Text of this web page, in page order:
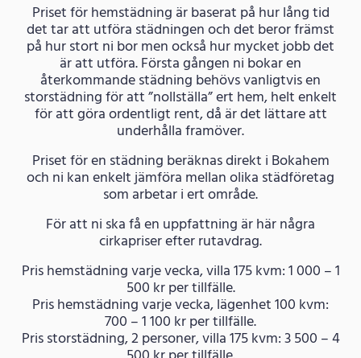
Priset för hemstädning är baserat på hur lång tid
det tar att utföra städningen och det beror främst
på hur stort ni bor men också hur mycket jobb det
är att utföra. Första gången ni bokar en
återkommande städning behövs vanligtvis en
storstädning för att ”nollställa” ert hem, helt enkelt
för att göra ordentligt rent, då är det lättare att
underhålla framöver.
Priset för en städning beräknas direkt i Bokahem
och ni kan enkelt jämföra mellan olika städföretag
som arbetar i ert område.
För att ni ska få en uppfattning är här några
cirkapriser efter rutavdrag.
Pris hemstädning varje vecka, villa 175 kvm: 1 000 – 1
500 kr per tillfälle.
Pris hemstädning varje vecka, lägenhet 100 kvm:
700 – 1 100 kr per tillfälle.
Pris storstädning, 2 personer, villa 175 kvm: 3 500 – 4